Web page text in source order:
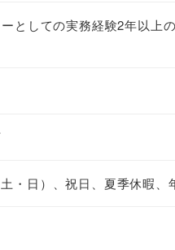
としての実務経験2年以上
・日）、祝日、夏季休暇、